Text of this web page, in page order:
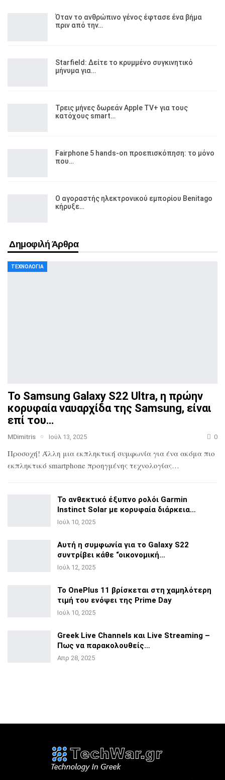
Όταν το ανθρώπινο γένος έφτασε ένα βήμα
πριν από την…
Starfield: Δείτε το κρυμμένο συγκινητικό
μήνυμα για…
Τρεις μήνες δωρεάν Apple TV+ για τους
κατόχους smart…
Fairphone 5 hands-on προεπισκόπηση: το μόνο
που…
Ο αγοραστής ηλεκτρονικού εμπορίου Benitago
κήρυξε…
Δημοφιλή Άρθρα
ΤΕΧΝΟΛΟΓΊΑ
Το Samsung Galaxy S22 Ultra, η πρώην
κορυφαία ναυαρχίδατης Samsung, είναι
επί του…
MDimitris Ιούλ 13, 2025 0
Προσοχή! Άλλη μια εκπληκτική συμφωνία για ένα ακόμα πιο
εκπληκτικό smartphone προηγμένης τεχνολογίας…
Το ανθεκτικό έξυπνο ρολόι Garmin
Instinct Solar με κορυφαία διάρκεια…
Ιούλ 10, 2025
Αυτή η συμφωνία για το Galaxy S22
συντρίβει κάθε “οικονομική…
Ιούλ 12, 2025
Το OnePlus 11 βρίσκεται στη χαμηλότερη
τιμή του ενόψει της Prime Day
Ιούλ 10, 2025
Greek Live Channels και Live Streaming –
Πως να παρακολουθείς…
Απρ 28, 2025